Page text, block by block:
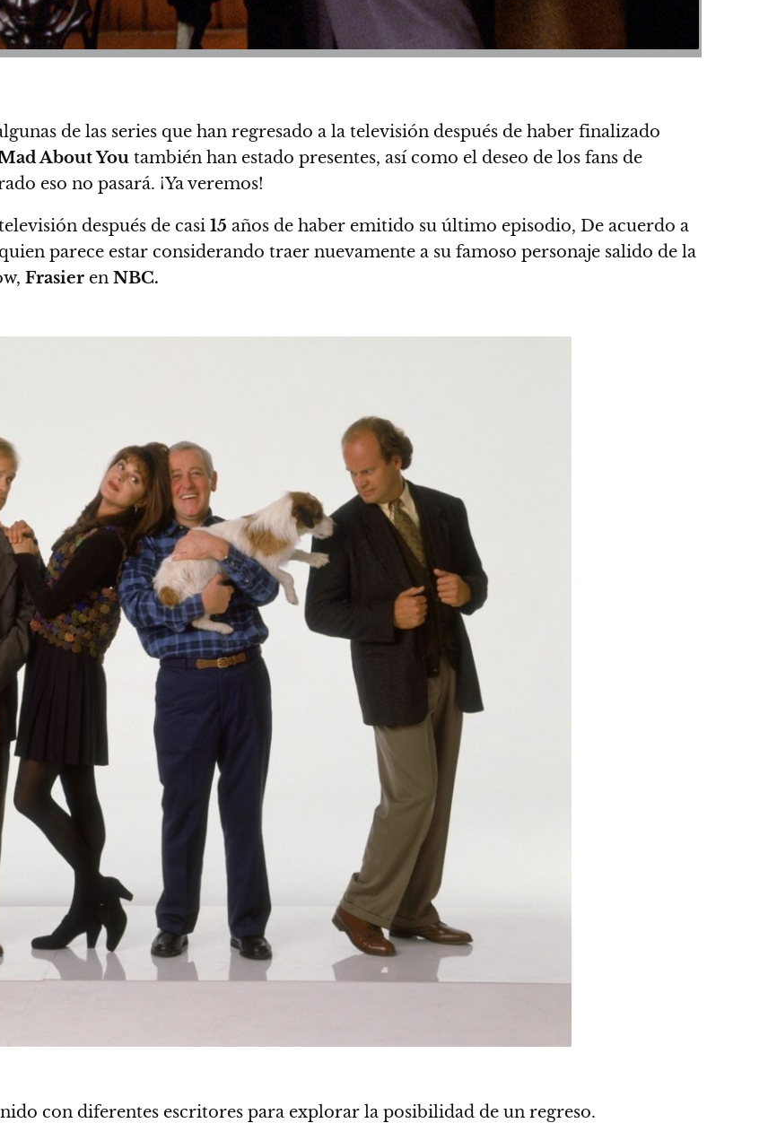
de las series que han regresado a la televisión después de haber finalizado
About You también han estado presentes, así como el deseo de los fans de
eso no pasará. ¡Ya veremos!
después de casi 15 años de haber emitido su último episodio, De acuerdo a
parece estar considerando traer nuevamente a su famoso personaje salido de la
Frasier en NBC.
con diferentes escritores para explorar la posibilidad de un regreso.